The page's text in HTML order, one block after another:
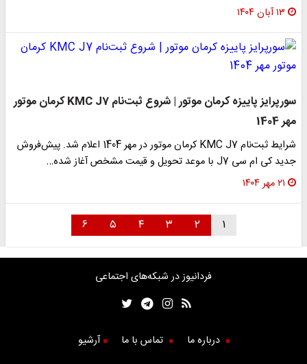
۱۳ آبان ۱۴۰۴
سورپرایز پاییزه کرمان موتور | شروع ثبت‌نام KMC J7 کرمان موتور
مهر 1404
شرایط ثبت‌نام KMC J7 کرمان موتور در مهر 1404 اعلام شد. پیش‌فروش
جدید کی ام سی J7 با موعد تحویل و قیمت مشخص آغاز شده…
۲۱ مهر ۱۴۰۴
۱ ۲ ۳ ۴ ۵ ۶
فردانیوز در شبکه‌های اجتماعی
درباره ما تماس با ما آرشیو